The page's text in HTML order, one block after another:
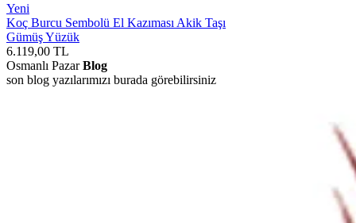
Yeni
Koç Burcu Sembolü El Kazıması Akik Taşı
Gümüş Yüzük
6.119,00 TL
Osmanlı PazarBlog
son blog yazılarımızı burada görebilirsiniz